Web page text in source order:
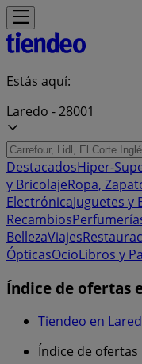
Estás aquí:
Laredo - 28001
DestacadosHiper-
y BricolajeRopa,
ElectrónicaJuguetes y
Recambios
BellezaViajes
ÓpticasOcioLibros y
Índice de ofertas
Tiendeo en
Índice de ofertas